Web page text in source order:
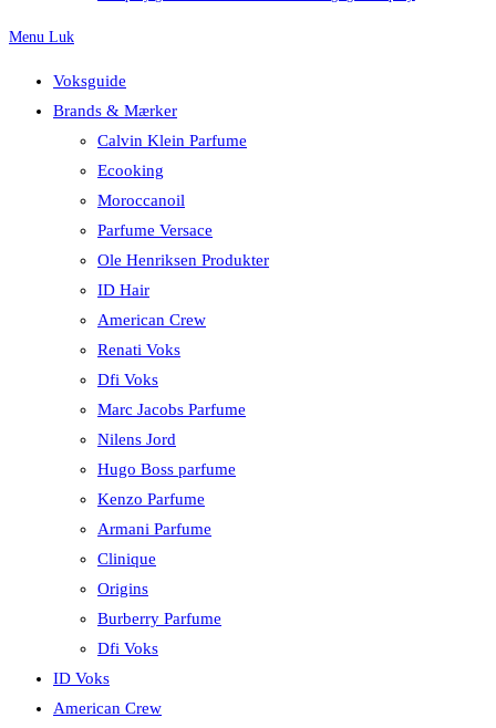
Menu Luk
Voksguide
Brands & Mærker
Calvin Klein Parfume
Ecooking
Moroccanoil
Parfume Versace
Ole Henriksen Produkter
ID Hair
American Crew
Renati Voks
Dfi Voks
Marc Jacobs Parfume
Nilens Jord
Hugo Boss parfume
Kenzo Parfume
Armani Parfume
Clinique
Origins
Burberry Parfume
Dfi Voks
ID Voks
American Crew